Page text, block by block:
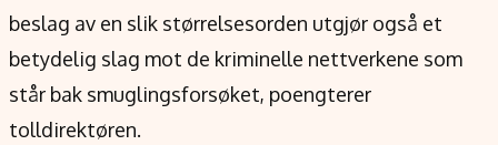
beslag av en slik størrelsesorden utgjør også et
betydelig slag mot de kriminelle nettverkene som
står bak smuglingsforsøket, poengterer
tolldirektøren.